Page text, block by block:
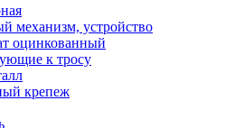
механизм, устройство
оцинкованный
к тросу
крепеж